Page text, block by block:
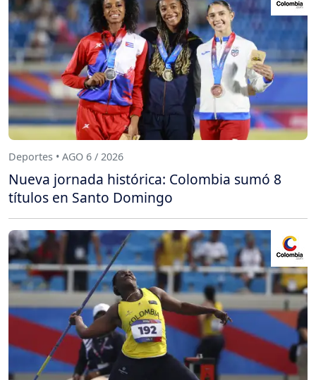
Deportes • AGO 6 / 2026
Nueva jornada histórica: Colombia sumó 8
títulos en Santo Domingo